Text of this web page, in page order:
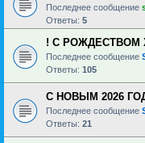
Последнее сообщение
Ответы: 5
! С РОЖДЕСТВОМ
Последнее сообщение
Ответы: 105
С НОВЫМ 2026
Последнее сообщение
Ответы: 21